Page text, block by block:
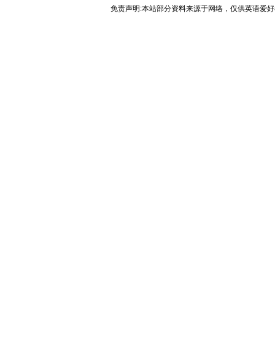
免责声明:本站部分资料来源于网络，仅供英语爱